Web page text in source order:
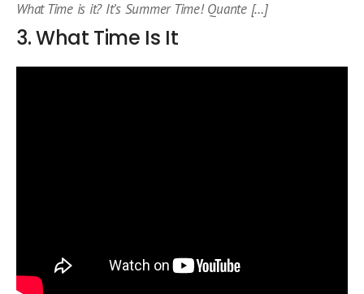
What Time is it? It’s Summer Time! Quante […]
3. What Time Is It